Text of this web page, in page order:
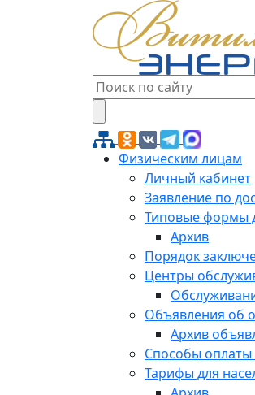
Физическим лицам
Личный кабинет
Заявление по
Типовые формы
Архив
Порядок
Центры
Объявления об
Архив
Способы оплаты
Тарифы для